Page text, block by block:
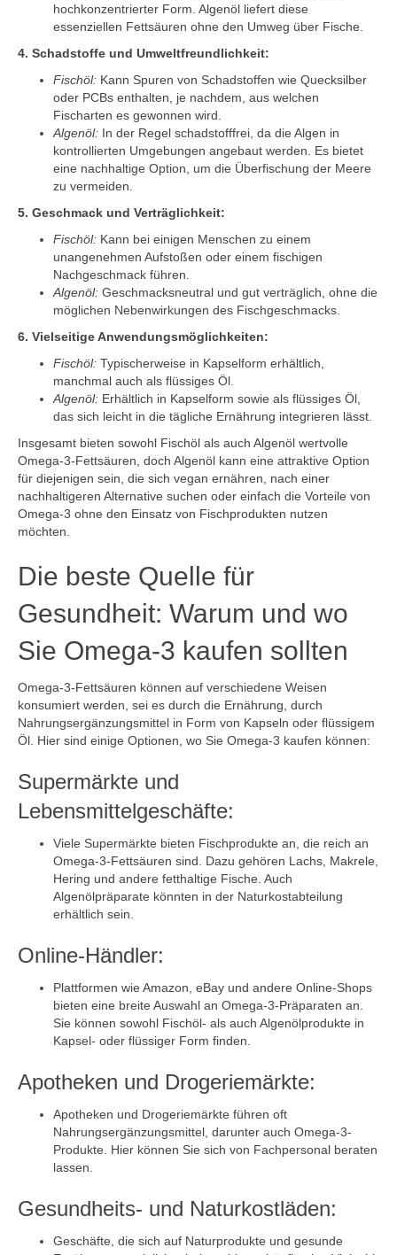
hochkonzentrierter Form. Algenöl liefert diese
essenziellen Fettsäuren ohne den Umweg über Fische.
4. Schadstoffe und Umweltfreundlichkeit:
Fischöl: Kann Spuren von Schadstoffen wie Quecksilber
oder PCBs enthalten, je nachdem, aus welchen
Fischarten es gewonnen wird.
Algenöl: In der Regel schadstofffrei, da die Algen in
kontrollierten Umgebungen angebaut werden. Es bietet
eine nachhaltige Option, um die Überfischung der Meere
zu vermeiden.
5. Geschmack und Verträglichkeit:
Fischöl: Kann bei einigen Menschen zu einem
unangenehmen Aufstoßen oder einem fischigen
Nachgeschmack führen.
Algenöl: Geschmacksneutral und gut verträglich, ohne die
möglichen Nebenwirkungen des Fischgeschmacks.
6. Vielseitige Anwendungsmöglichkeiten:
Fischöl: Typischerweise in Kapselform erhältlich,
manchmal auch als flüssiges Öl.
Algenöl: Erhältlich in Kapselform sowie als flüssiges Öl,
das sich leicht in die tägliche Ernährung integrieren lässt.
Insgesamt bieten sowohl Fischöl als auch Algenöl wertvolle
Omega-3-Fettsäuren, doch Algenöl kann eine attraktive Option
für diejenigen sein, die sich vegan ernähren, nach einer
nachhaltigeren Alternative suchen oder einfach die Vorteile von
Omega-3 ohne den Einsatz von Fischprodukten nutzen
möchten.
Die beste Quelle für
Gesundheit: Warum und wo
Sie Omega-3 kaufen sollten
Omega-3-Fettsäuren können auf verschiedene Weisen
konsumiert werden, sei es durch die Ernährung, durch
Nahrungsergänzungsmittel in Form von Kapseln oder flüssigem
Öl. Hier sind einige Optionen, wo Sie Omega-3 kaufen können:
Supermärkte und
Lebensmittelgeschäfte:
Viele Supermärkte bieten Fischprodukte an, die reich an
Omega-3-Fettsäuren sind. Dazu gehören Lachs, Makrele,
Hering und andere fetthaltige Fische. Auch
Algenölpräparate könnten in der Naturkostabteilung
erhältlich sein.
Online-Händler:
Plattformen wie Amazon, eBay und andere Online-Shops
bieten eine breite Auswahl an Omega-3-Präparaten an.
Sie können sowohl Fischöl- als auch Algenölprodukte in
Kapsel- oder flüssiger Form finden.
Apotheken und Drogeriemärkte:
Apotheken und Drogeriemärkte führen oft
Nahrungsergänzungsmittel, darunter auch Omega-3-
Produkte. Hier können Sie sich von Fachpersonal beraten
lassen.
Gesundheits- und Naturkostläden:
Geschäfte, die sich auf Naturprodukte und gesunde